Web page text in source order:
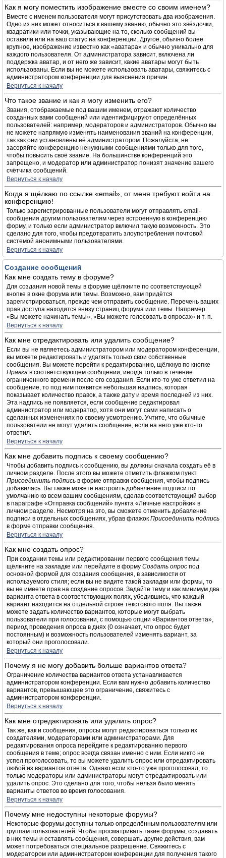
Как я могу поместить изображение вместе со своим именем?
Вместе с именем пользователя могут присутствовать два изображения.
Одно из них может относиться к вашему званию, обычно это звёздочки,
квадратики или точки, указывающие на то, сколько сообщений вы
оставили или на ваш статус на конференции. Другое, обычно более
крупное, изображение известно как «аватара» и обычно уникально для
каждого пользователя. От администратора зависит, включена ли
поддержка аватар, и от него же зависит, какие аватары могут быть
использованы. Если вы не можете использовать аватары, свяжитесь с
администратором конференции для выяснения причин.
Вернуться к началу
Что такое звание и как я могу изменить его?
Звания, отображаемые под вашим именем, отражают количество
созданных вами сообщений или идентифицируют определённых
пользователей: например, модераторов и администраторов. Обычно вы
не можете напрямую изменять наименования званий на конференции,
так как они установлены её администратором. Пожалуйста, не
засоряйте конференцию ненужными сообщениями только для того,
чтобы повысить своё звание. На большинстве конференций это
запрещено, и модератор или администратор понизят значение вашего
счётчика сообщений.
Вернуться к началу
Когда я щёлкаю по ссылке «email», от меня требуют войти на
конференцию!
Только зарегистрированные пользователи могут отправлять email-
сообщения другим пользователям через встроенную в конференцию
форму, и только если администратор включил такую возможность. Это
сделано для того, чтобы предотвратить злоупотребления почтовой
системой анонимными пользователями.
Вернуться к началу
Создание сообщений
Как мне создать тему в форуме?
Для создания новой темы в форуме щёлкните по соответствующей
кнопке в окне форума или темы. Возможно, вам придётся
зарегистрироваться, прежде чем отправить сообщение. Перечень ваших
прав доступа находится внизу страниц форума или темы. Например:
«Вы можете начинать темы», «Вы можете голосовать в опросах» и т. п.
Вернуться к началу
Как мне отредактировать или удалить сообщение?
Если вы не являетесь администратором или модератором конференции,
вы можете редактировать и удалять только свои собственные
сообщения. Вы можете перейти к редактированию, щёлкнув по кнопке
Правка в соответствующем сообщении, иногда только в течение
ограниченного времени после его создания. Если кто-то уже ответил на
сообщение, то под ним появится небольшая надпись, которая
показывает количество правок, а также дату и время последней из них.
Эта надпись не появляется, если сообщение редактировал
администратор или модератор, хотя они могут сами написать о
сделанных изменениях по своему усмотрению. Учтите, что обычные
пользователи не могут удалить сообщение, если на него уже кто-то
ответил.
Вернуться к началу
Как мне добавить подпись к своему сообщению?
Чтобы добавить подпись к сообщению, вы должны сначала создать её в
личном разделе. После этого вы можете отметить флажком пункт
Присоединить подпись в форме отправки сообщения, чтобы подпись
добавилась. Вы также можете настроить добавление подписи по
умолчанию ко всем вашим сообщениям, сделав соответствующий выбор
в параграфе «Отправка сообщений» пункта «Личные настройки» в
личном разделе. Несмотря на это, вы сможете отменить добавление
подписи в отдельных сообщениях, убрав флажок Присоединить подпись
в форме отправки сообщения.
Вернуться к началу
Как мне создать опрос?
При создании темы или редактировании первого сообщения темы
щёлкните на закладке или перейдите в форму Создать опрос под
основной формой для создания сообщения, в зависимости от
используемого стиля; если вы не видите такой закладки или формы, то
вы не имеете прав на создание опросов. Задайте тему и как минимум два
варианта ответа в соответствующих полях, убедившись, что каждый
вариант находится на отдельной строке текстового поля. Вы также
можете задать количество вариантов, которые могут выбрать
пользователи при голосовании, с помощью опции «Вариантов ответа»,
период проведения опроса в днях (0 означает, что опрос будет
постоянным) и возможность пользователей изменять вариант, за
который они проголосовали.
Вернуться к началу
Почему я не могу добавить больше вариантов ответа?
Ограничение количества вариантов ответа устанавливается
администратором конференции. Если вам нужно добавить количество
вариантов, превышающее это ограничение, свяжитесь с
администратором конференции.
Вернуться к началу
Как мне отредактировать или удалить опрос?
Так же, как и сообщения, опросы могут редактироваться только их
создателями, модераторами или администраторами. Для
редактирования опроса перейдите к редактированию первого
сообщения в теме; опрос всегда связан именно с ним. Если никто не
успел проголосовать, то вы можете удалить опрос или отредактировать
любой из вариантов ответа. Однако если кто-то уже проголосовал, то
только модераторы или администраторы могут отредактировать или
удалить опрос. Это сделано для того, чтобы нельзя было менять
варианты ответов во время голосования.
Вернуться к началу
Почему мне недоступны некоторые форумы?
Некоторые форумы доступны только определённым пользователям или
группам пользователей. Чтобы просматривать такие форумы, создавать
в них темы и оставлять сообщения, совершать другие действия, вам
может потребоваться специальное разрешение. Свяжитесь с
модератором или администратором конференции для получения такого